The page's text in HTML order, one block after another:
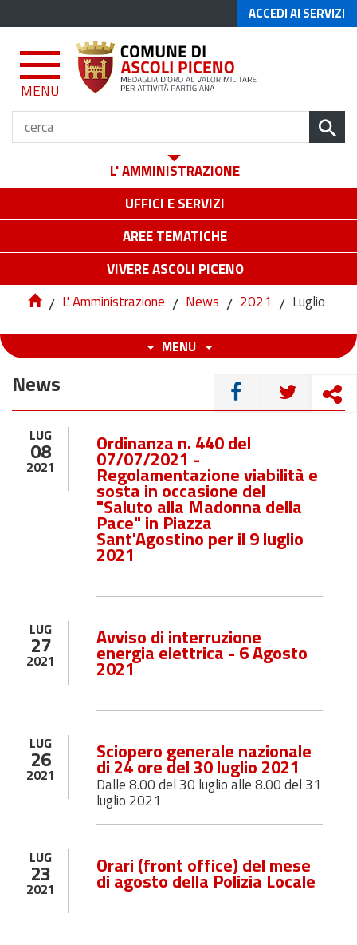
ACCEDI AI SERVIZI
MENU
L' AMMINISTRAZIONE
UFFICI E SERVIZI
AREE TEMATICHE
VIVERE ASCOLI PICENO
/ L' Amministrazione / News / 2021 / Luglio
MENU
CONDIVIDI
News
LUG
08
2021
Ordinanza n. 440 del
07/07/2021 -
Regolamentazione viabilità e
sosta in occasione del
"Saluto alla Madonna della
Pace" in Piazza
Sant'Agostino per il 9 luglio
2021
LUG
27
2021
Avviso di interruzione
energia elettrica - 6 Agosto
2021
LUG
26
2021
Sciopero generale nazionale
di 24 ore del 30 luglio 2021
Dalle 8.00 del 30 luglio alle 8.00 del 31
luglio 2021
LUG
23
2021
Orari (front office) del mese
di agosto della Polizia Locale